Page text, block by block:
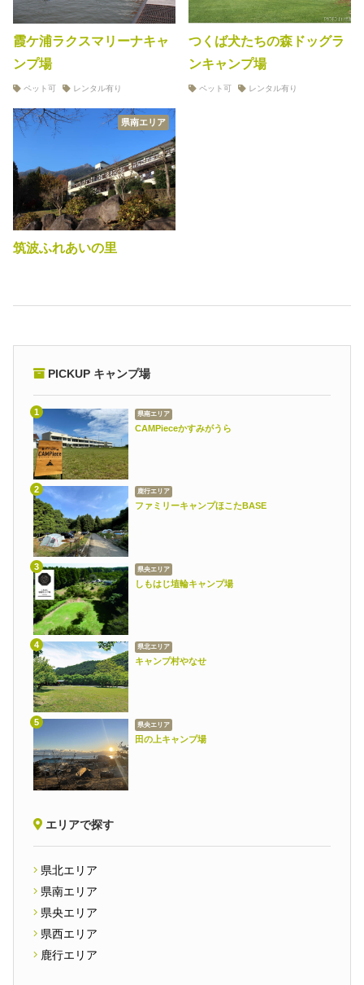
霞ケ浦ラクスマリーナキャ
ンプ場
ペット可 レンタル有り
つくば犬たちの森ドッグラ
ンキャンプ場
ペット可 レンタル有り
県南エリア
筑波ふれあいの里
PICKUP キャンプ場
県南エリア
CAMPieceかすみがうら
鹿行エリア
ファミリーキャンプほこたBASE
県央エリア
しもはじ埴輪キャンプ場
県北エリア
キャンプ村やなせ
県央エリア
田の上キャンプ場
エリアで探す
県北エリア
県南エリア
県央エリア
県西エリア
鹿行エリア